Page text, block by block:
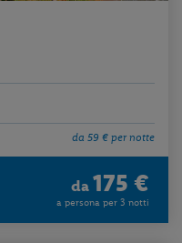
da 59 € per notte
da 175 €
a persona per 3 notti